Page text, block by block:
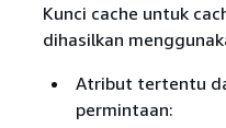
Kunci cache untuk
dihasilkan
Atribut tertentu
permintaan: